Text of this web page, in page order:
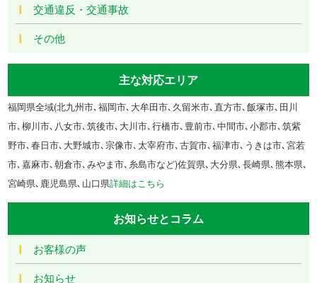
交通違反・交通事故
その他
主な対応エリア
福岡県全域(北九州市､福岡市､大牟田市､久留米市､直方市､飯塚市､田川
市､柳川市､八女市､筑後市､大川市､行橋市､豊前市､中間市､小郡市､筑紫
野市､春日市､大野城市､宗像市､太宰府市､古賀市､福津市､うきは市､宮若
市､嘉麻市､朝倉市､みやま市､糸島市など)佐賀県､大分県､長崎県､熊本県､
宮崎県､鹿児島県､山口県詳細はこちら
お知らせとコラム
お客様の声
お知らせ